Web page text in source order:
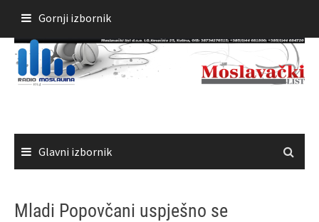
sadržaja
Gornji izbornik
Glavni izbornik
Mladi Popovčani uspješno se